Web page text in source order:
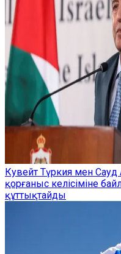
Кувейт Түркия мен
қорғаныс келісіміне
құттықтайды